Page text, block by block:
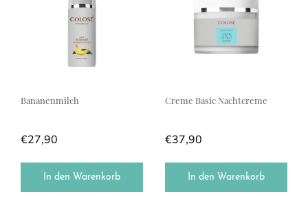
Bananenmilch
€27,90
In den Warenkorb
Creme Basic Nachtcreme
€37,90
In den Warenkorb